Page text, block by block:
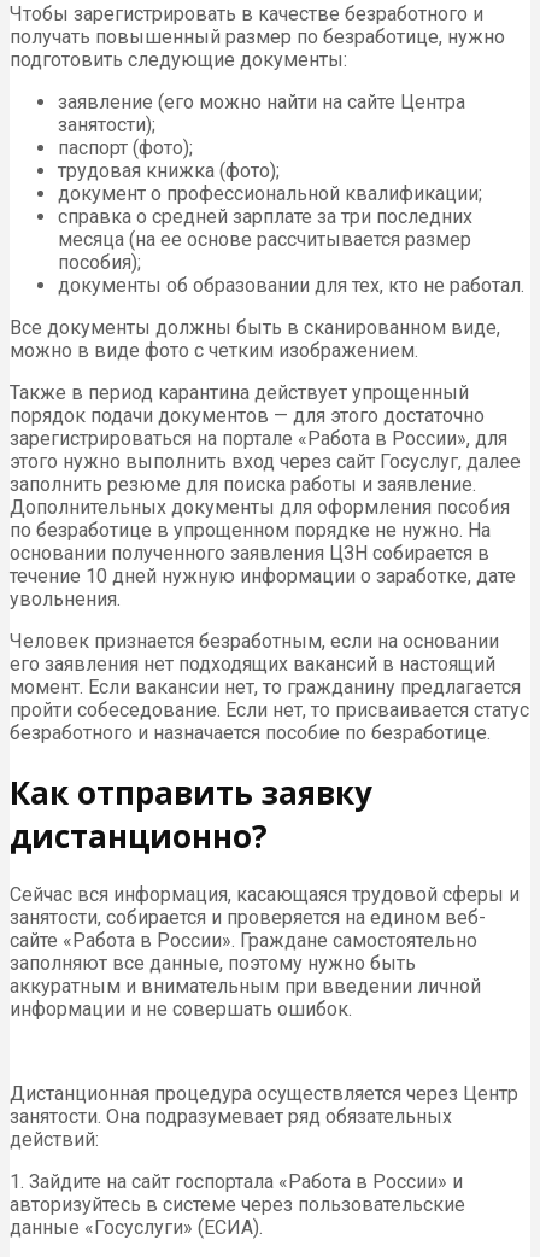
Чтобы зарегистрировать в качестве безработного и
получать повышенный размер по безработице, нужно
подготовить следующие документы:
заявление (его можно найти на сайте Центра
занятости);
паспорт (фото);
трудовая книжка (фото);
документ о профессиональной квалификации;
справка о средней зарплате за три последних
месяца (на ее основе рассчитывается размер
пособия);
документы об образовании для тех, кто не работал.
Все документы должны быть в сканированном виде,
можно в виде фото с четким изображением.
Также в период карантина действует упрощенный
порядок подачи документов — для этого достаточно
зарегистрироваться на портале «Работа в России», для
этого нужно выполнить вход через сайт Госуслуг, далее
заполнить резюме для поиска работы и заявление.
Дополнительных документы для оформления пособия
по безработице в упрощенном порядке не нужно. На
основании полученного заявления ЦЗН собирается в
течение 10 дней нужную информации о заработке, дате
увольнения.
Человек признается безработным, если на основании
его заявления нет подходящих вакансий в настоящий
момент. Если вакансии нет, то гражданину предлагается
пройти собеседование. Если нет, то присваивается статус
безработного и назначается пособие по безработице.
Как отправить заявку
дистанционно?
Сейчас вся информация, касающаяся трудовой сферы и
занятости, собирается и проверяется на едином веб-
сайте «Работа в России». Граждане самостоятельно
заполняют все данные, поэтому нужно быть
аккуратным и внимательным при введении личной
информации и не совершать ошибок.
Дистанционная процедура осуществляется через Центр
занятости. Она подразумевает ряд обязательных
действий:
1. Зайдите на сайт госпортала «Работа в России» и
авторизуйтесь в системе через пользовательские
данные «Госуслуги» (ЕСИА).